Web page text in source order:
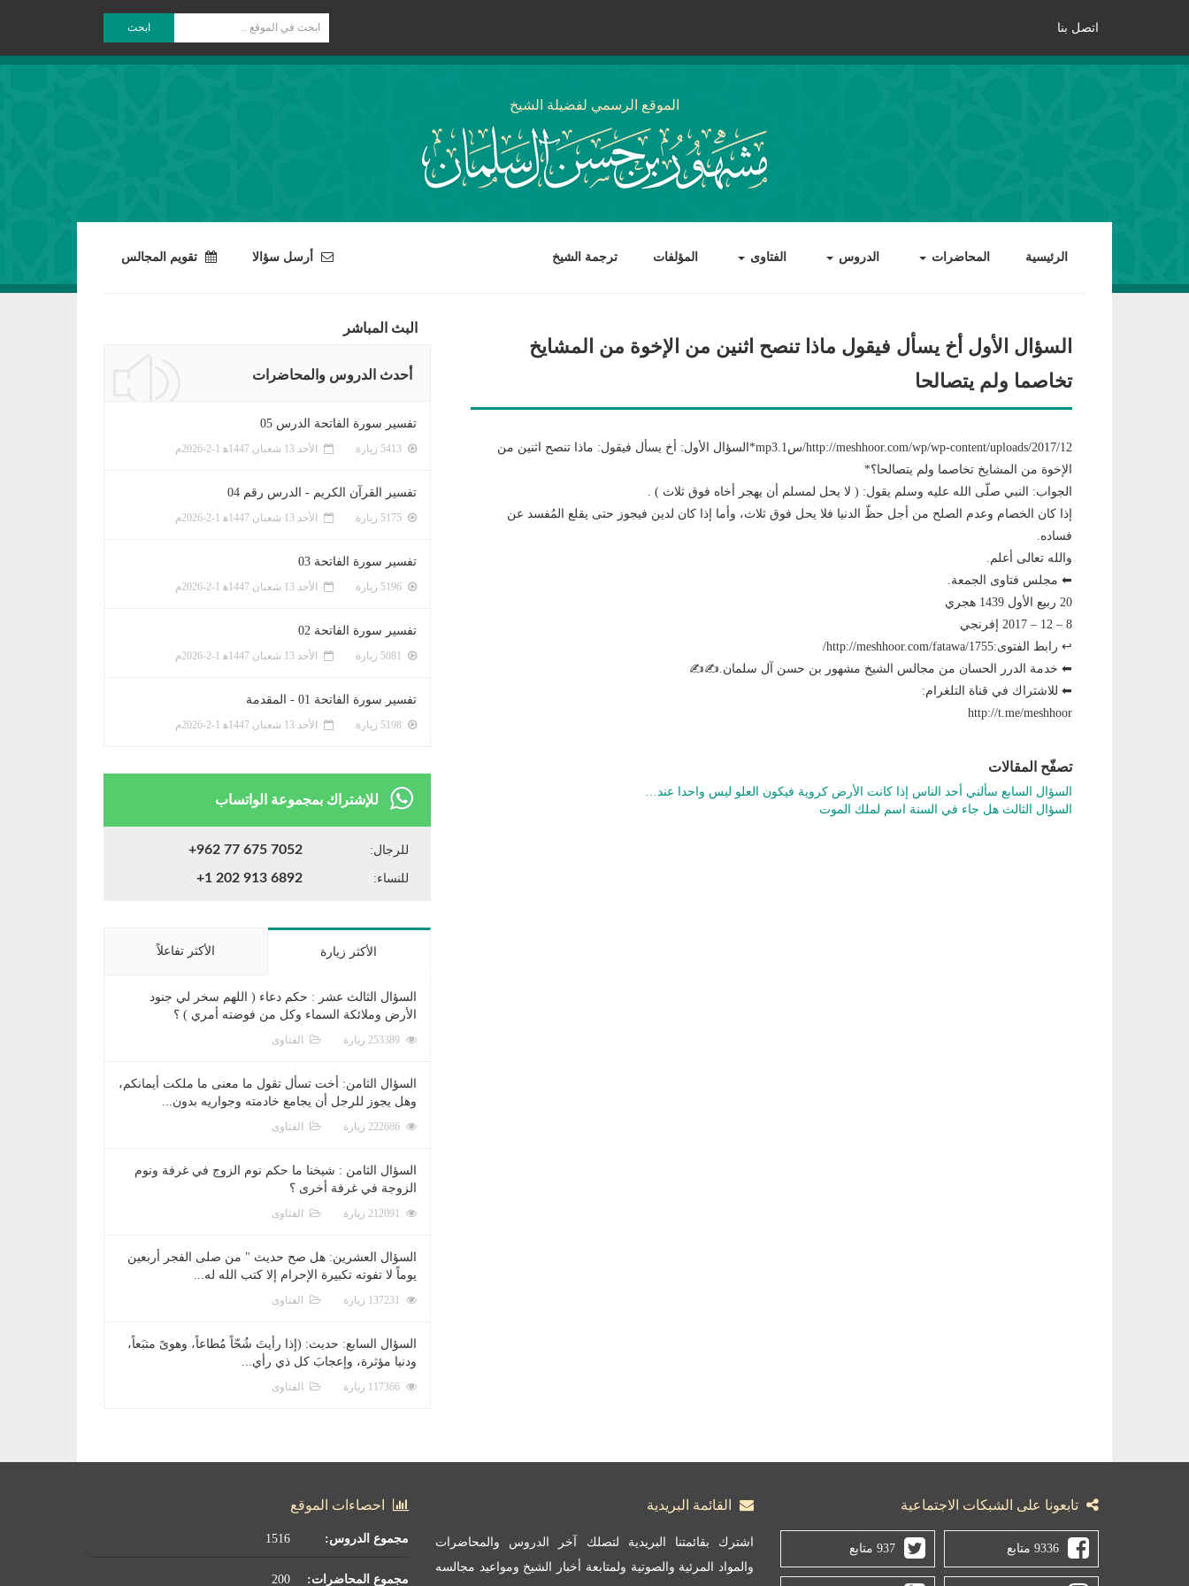
اتصل بنا ابحث
الموقع الرسمي لفضيلة الشيخ
الرئيسية المحاضرات الدروس الفتاوى المؤلفات ترجمة الشيخ أرسل سؤالا تقويم المجالس
السؤال الأول أخ يسأل فيقول ماذا تنصح اثنين من الإخوة من المشايخ
تخاصما ولم يتصالحا
http://meshhoor.com/wp/wp-content/uploads/2017/12/س1.mp3*السؤال الأول: أخ يسأل فيقول: ماذا تنصح اثنين من
الإخوة من المشايخ تخاصما ولم يتصالحا؟*
الجواب: النبي صلّى الله عليه وسلم يقول: ( لا يحل لمسلم أن يهجر أخاه فوق ثلاث ) .
إذا كان الخصام وعدم الصلح من أجل حظّ الدنيا فلا يحل فوق ثلاث، وأما إذا كان لدين فيجوز حتى يقلع المُفسد عن
فساده.
والله تعالى أعلم.
⬅ مجلس فتاوى الجمعة.
20 ربيع الأول 1439 هجري
8 – 12 – 2017 إفرنجي
↩ رابط الفتوى:http://meshhoor.com/fatawa/1755/
⬅ خدمة الدرر الحسان من مجالس الشيخ مشهور بن حسن آل سلمان.✍✍
⬅ للاشتراك في قناة التلغرام:
http://t.me/meshhoor
تصفّح المقالات
السؤال السابع سألني أحد الناس إذا كانت الأرض كروية فيكون العلو ليس واحدا عند…
السؤال الثالث هل جاء في السنة اسم لملك الموت
البث المباشر
أحدث الدروس والمحاضرات
تفسير سورة الفاتحة الدرس 05
الأحد 13 شعبان 1447ﻫ 1-2-2026م
تفسير القرآن الكريم - الدرس رقم 04
الأحد 13 شعبان 1447ﻫ 1-2-2026م
تفسير سورة الفاتحة 03
الأحد 13 شعبان 1447ﻫ 1-2-2026م
تفسير سورة الفاتحة 02
الأحد 13 شعبان 1447ﻫ 1-2-2026م
تفسير سورة الفاتحة 01 - المقدمة
الأحد 13 شعبان 1447ﻫ 1-2-2026م
للإشتراك بمجموعة الواتساب
للرجال: +962 77 675 7052
للنساء: +1 202 913 6892
الأكثر زيارة الأكثر تفاعلاً
السؤال الثالث عشر : حكم دعاء ( اللهم سخر لي جنود
الأرض وملائكة السماء وكل من فوضته أمري ) ؟
الفتاوى
السؤال الثامن: أخت تسأل تقول ما معنى ما ملكت أيمانكم،
وهل يجوز للرجل أن يجامع خادمته وجواريه بدون...
الفتاوى
السؤال الثامن : شيخنا ما حكم نوم الزوج في غرفة ونوم
الزوجة في غرفة أخرى ؟
الفتاوى
السؤال العشرين: هل صح حديث " من صلى الفجر أربعين
يوماً لا تفوته تكبيرة الإحرام إلا كتب الله له...
الفتاوى
السؤال السابع: حديث: (إذا رأيتَ شُحّاً مُطاعاً، وهوىً متبَعاً،
ودنيا مؤثرة، وإعجابَ كل ذي رأي...
الفتاوى
تابعونا على الشبكات الاجتماعية
9336 متابع 937 متابع
القائمة البريدية
اشترك بقائمتنا البريدية لتصلك آخر الدروس والمحاضرات
والمواد المرئية والصوتية ولمتابعة أخبار الشيخ ومواعيد مجالسه
احصاءات الموقع
مجموع الدروس:
مجموع المحاضرات: